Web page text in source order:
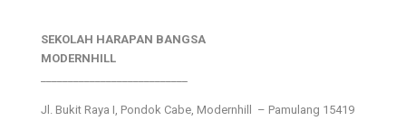
SEKOLAH HARAPAN BANGSA
MODERNHILL
Jl. Bukit Raya I, Pondok Cabe, Modernhill – Pamulang 15419